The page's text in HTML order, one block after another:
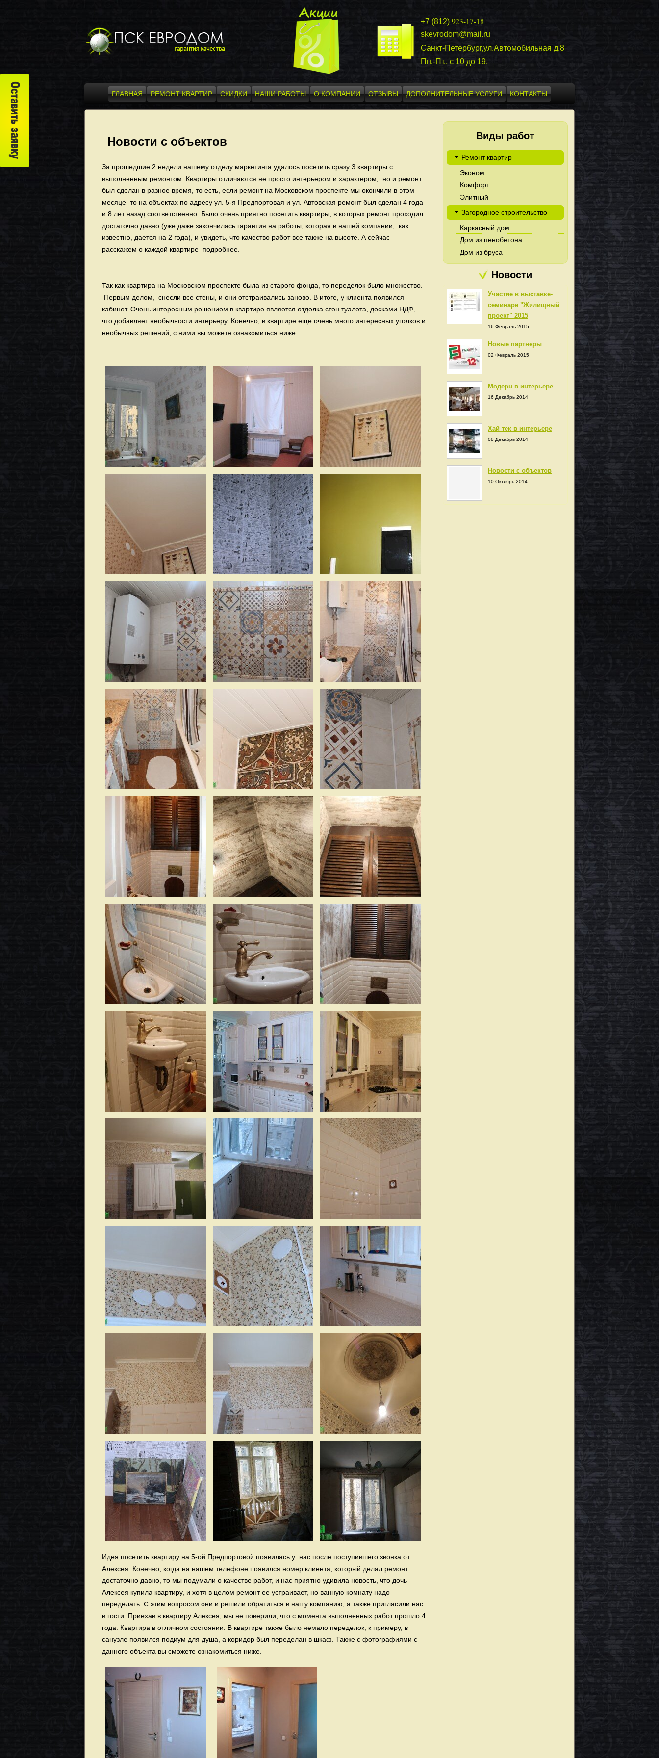
+7 (812) 923-17-18
skevrodom@mail.ru
Санкт-Петербург,ул.Автомобильная д.8
Пн.-Пт., с 10 до 19.
ГЛАВНАЯ РЕМОНТ КВАРТИР СКИДКИ НАШИ РАБОТЫ О КОМПАНИИ ОТЗЫВЫ ДОПОЛНИТЕЛЬНЫЕ УСЛУГИ КОНТАКТЫ
Новости с объектов
За прошедшие 2 недели нашему отделу маркетинга удалось посетить сразу 3 квартиры с
выполненным ремонтом. Квартиры отличаются не просто интерьером и характером, но и ремонт
был сделан в разное время, то есть, если ремонт на Московском проспекте мы окончили в этом
месяце, то на объектах по адресу ул. 5-я Предпортовая и ул. Автовская ремонт был сделан 4 года
и 8 лет назад соответственно. Было очень приятно посетить квартиры, в которых ремонт проходил
достаточно давно (уже даже закончилась гарантия на работы, которая в нашей компании, как
известно, дается на 2 года), и увидеть, что качество работ все также на высоте. А сейчас
расскажем о каждой квартире подробнее.
Так как квартира на Московском проспекте была из старого фонда, то переделок было множество.
Первым делом, снесли все стены, и они отстраивались заново. В итоге, у клиента появился
кабинет. Очень интересным решением в квартире является отделка стен туалета, досками НДФ,
что добавляет необычности интерьеру. Конечно, в квартире еще очень много интересных уголков и
необычных решений, с ними вы можете ознакомиться ниже.
Идея посетить квартиру на 5-ой Предпортовой появилась у нас после поступившего звонка от
Алексея. Конечно, когда на нашем телефоне появился номер клиента, который делал ремонт
достаточно давно, то мы подумали о качестве работ, и нас приятно удивила новость, что дочь
Алексея купила квартиру, и хотя в целом ремонт ее устраивает, но ванную комнату надо
переделать. С этим вопросом они и решили обратиться в нашу компанию, а также пригласили нас
в гости. Приехав в квартиру Алексея, мы не поверили, что с момента выполненных работ прошло 4
года. Квартира в отличном состоянии. В квартире также было немало переделок, к примеру, в
санузле появился подиум для душа, а коридор был переделан в шкаф. Также с фотографиями с
данного объекта вы сможете ознакомиться ниже.
Виды работ
Ремонт квартир
Эконом
Комфорт
Элитный
Загородное строительство
Каркасный дом
Дом из пенобетона
Дом из бруса
Новости
Участие в выставке-
семинаре "Жилищный
проект" 2015
16 Февраль 2015
Новые партнеры
02 Февраль 2015
Модерн в интерьере
16 Декабрь 2014
Хай тек в интерьере
08 Декабрь 2014
Новости с объектов
10 Октябрь 2014